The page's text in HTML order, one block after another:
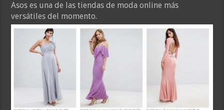
Asos es una de las tiendas de moda online más
versátiles del momento.